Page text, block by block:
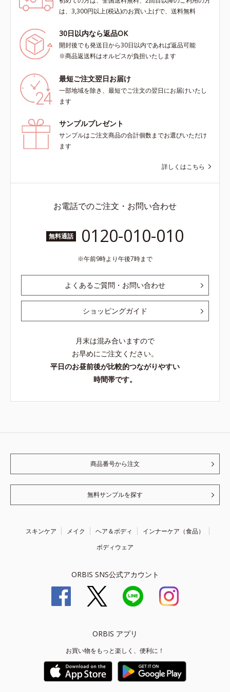
は、3,300円以上(税込)のお買い上げで、送料無料
30日以内なら返品OK
開封後でも発送日から30日以内であれば返品可能
※商品返送料はオルビスが負担いたします
最短ご注文翌日お届け
一部地域を除き、最短でご注文の翌日にお届けいたし
ます
サンプルプレゼント
サンプルはご注文商品の合計個数までお選びいただけ
ます
詳しくはこちら
お電話でのご注文・お問い合わせ
無料通話 0120-010-010
午前9時より午後7時まで
よくあるご質問・お問い合わせ
ショッピングガイド
月末は混み合いますので
お早めにご注文ください。
平日のお昼前後が比較的つながりやすい
時間帯です。
商品番号から注文
無料サンプルを探す
スキンケア メイク ヘア＆ボディ
インナーケア（食品）
ボディウェア
ORBIS SNS公式アカウント
ORBIS アプリ
お買い物をもっと楽しく、便利に！